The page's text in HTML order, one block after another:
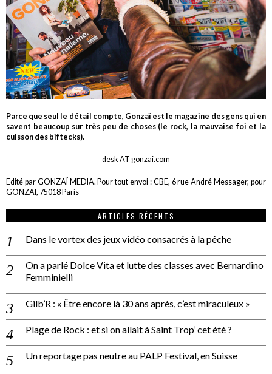
Parce que seul le détail compte, Gonzaï est le magazine des gens qui en
savent beaucoup sur très peu de choses (le rock, la mauvaise foi et la
cuisson des biftecks).
desk AT gonzai.com
Edité par GONZAÏ MEDIA. Pour tout envoi : CBE, 6 rue André Messager, pour
GONZAÏ, 75018 Paris
ARTICLES RÉCENTS
Dans le vortex des jeux vidéo consacrés à la pêche
On a parlé Dolce Vita et lutte des classes avec Bernardino
Femminielli
Gilb’R : « Être encore là 30 ans après, c’est miraculeux »
Plage de Rock : et si on allait à Saint Trop’ cet été ?
Un reportage pas neutre au PALP Festival, en Suisse